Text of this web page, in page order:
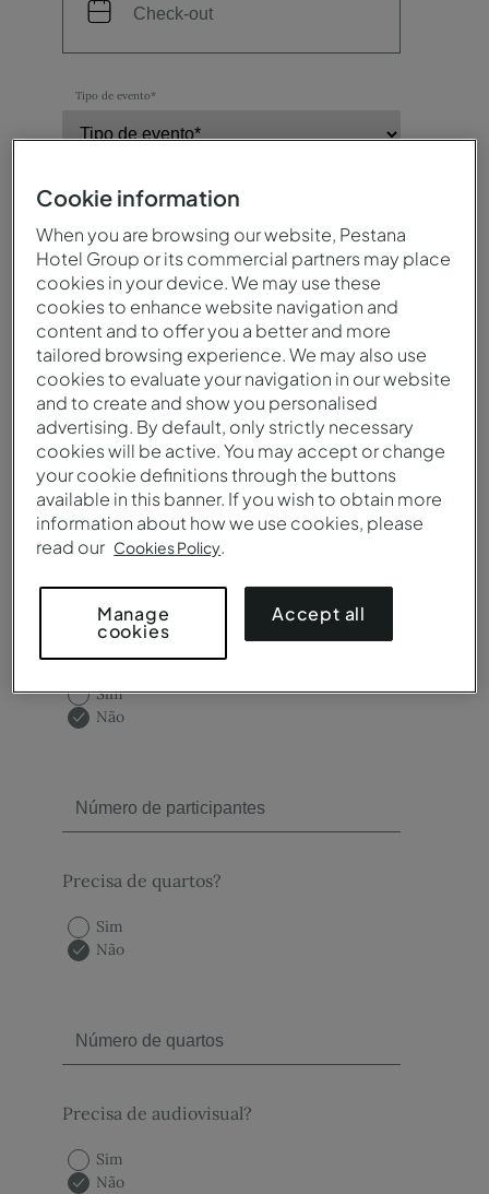
Tipo de evento*
Número de participantes*
Destino / Hotel*
Precisa de salas de reunião?
Sim
Não
Sim
Não
Precisa de quartos?
Sim
Não
Precisa de audiovisual?
Sim
Não
Cookie information
When you are browsing our website, Pestana
Hotel Group or its commercial partners may place
cookies in your device. We may use these
cookies to enhance website navigation and
content and to offer you a better and more
tailored browsing experience. We may also use
cookies to evaluate your navigation in our website
and to create and show you personalised
advertising. By default, only strictly necessary
cookies will be active. You may accept or change
your cookie definitions through the buttons
available in this banner. If you wish to obtain more
information about how we use cookies, please
read our Cookies Policy.
Accept all
Manage
cookies